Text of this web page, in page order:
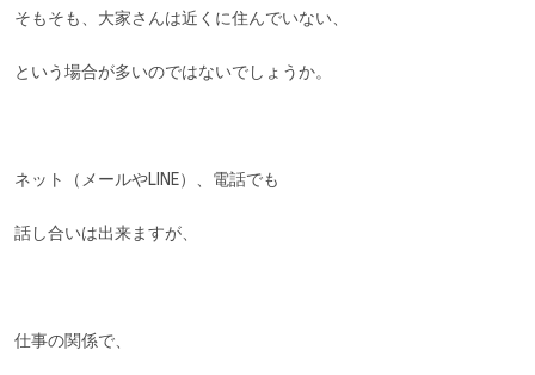
そもそも、大家さんは近くに住んでいない、
という場合が多いのではないでしょうか。
ネット（メールやLINE）、電話でも
話し合いは出来ますが、
仕事の関係で、